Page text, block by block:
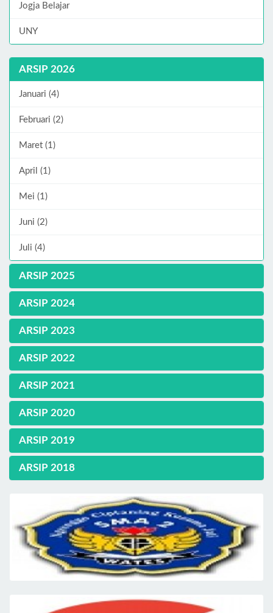
Jogja Belajar
UNY
ARSIP 2026
Januari (4)
Februari (2)
Maret (1)
April (1)
Mei (1)
Juni (2)
Juli (4)
ARSIP 2025
ARSIP 2024
ARSIP 2023
ARSIP 2022
ARSIP 2021
ARSIP 2020
ARSIP 2019
ARSIP 2018